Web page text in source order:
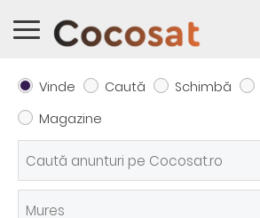
Vinde Caută Schimbă
Magazine